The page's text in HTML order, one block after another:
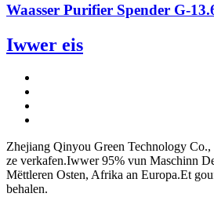
Waasser Purifier Spender G-
Iwwer eis
Zhejiang Qinyou Green Technology
ze verkafen.Iwwer 95% vun Maschinn
Mëttleren Osten, Afrika an Europa.Et
behalen.